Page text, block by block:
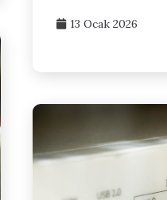
13 Ocak 2026